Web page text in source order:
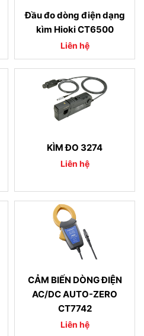
Đầu đo dòng điện dạng
kìm Hioki CT6500
Liên hệ
KÌM ĐO 3274
Liên hệ
CẢM BIẾN DÒNG ĐIỆN
AC/DC AUTO-ZERO
CT7742
Liên hệ